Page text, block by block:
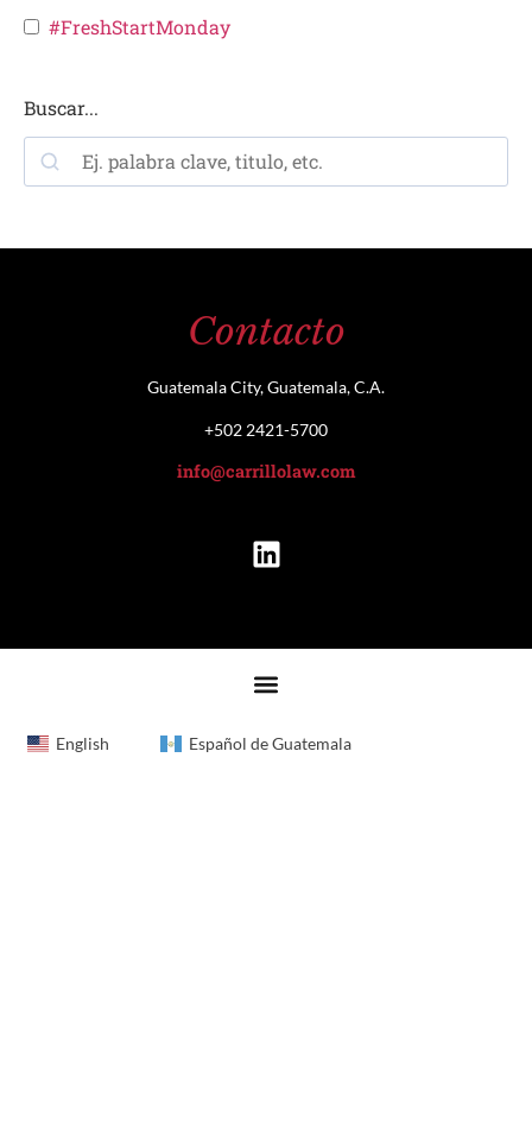
#FreshStartMonday
Buscar...
Contacto
Guatemala City, Guatemala, C.A.
+502 2421-5700
info@carrillolaw.com
English Español de Guatemala